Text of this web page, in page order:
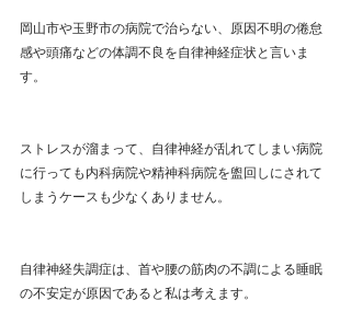
岡山市や玉野市の病院で治らない、原因不明の倦怠
感や頭痛などの体調不良を自律神経症状と言いま
す。
ストレスが溜まって、自律神経が乱れてしまい病院
に行っても内科病院や精神科病院を盥回しにされて
しまうケースも少なくありません。
自律神経失調症は、首や腰の筋肉の不調による睡眠
の不安定が原因であると私は考えます。